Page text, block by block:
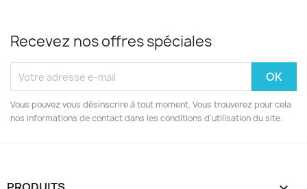
Recevez nos offres spéciales
Vous pouvez vous désinscrire à tout moment. Vous trouverez pour cela
nos informations de contact dans les conditions d'utilisation du site.